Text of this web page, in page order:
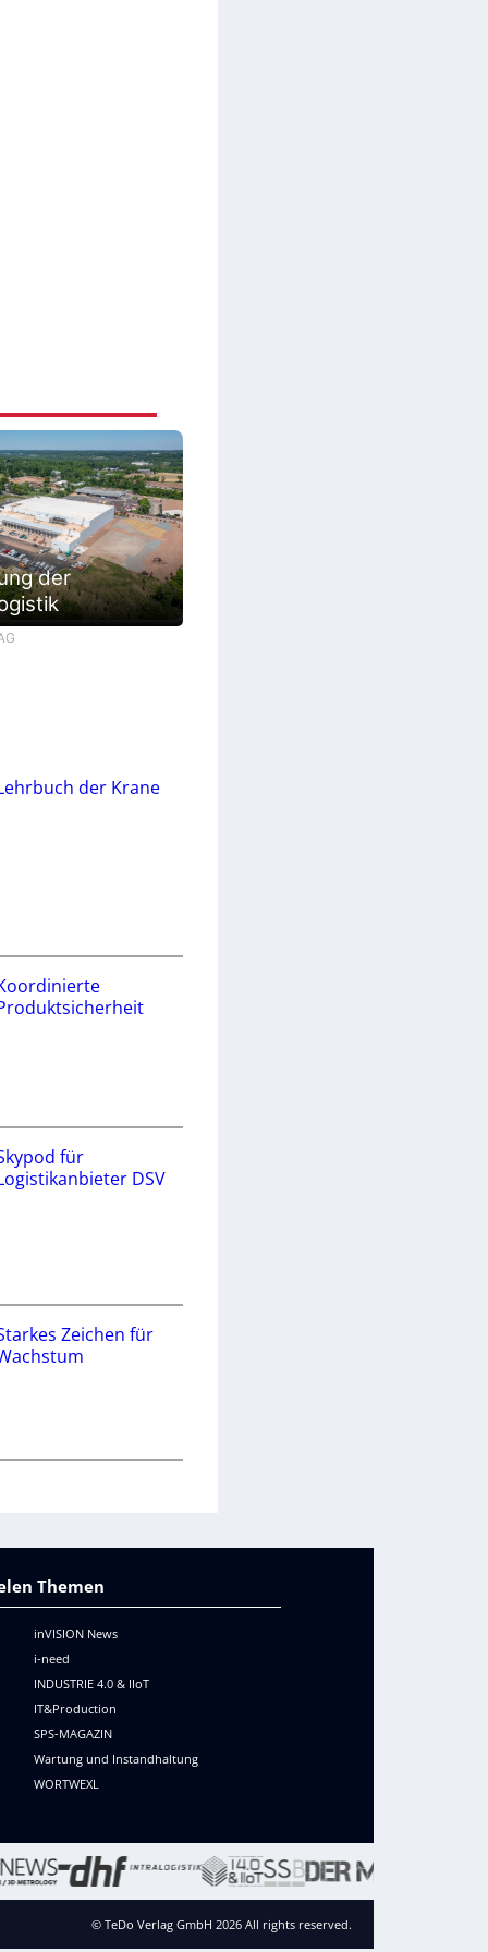
der
der Krane
für
DSV
Zeichen für
Themen
inVISION News
i-need
INDUSTRIE 4.0 & IIoT
IT&Production
SPS-MAGAZIN
Wartung und Instandhaltung
WORTWEXL
© TeDo Verlag GmbH 2026 All rights reserved.